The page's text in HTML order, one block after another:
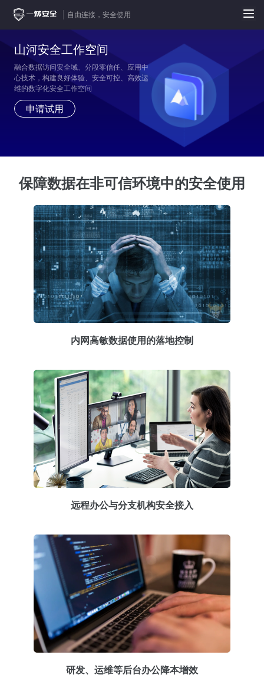
自由连接，安全使用
山河安全工作空间
融合数据访问安全域、分段零信任、应用中
心技术，构建良好体验、安全可控、高效运
维的数字化安全工作空间
申请试用
保障数据在非可信环境中的安全使用
内网高敏数据使用的落地控制
远程办公与分支机构安全接入
研发、运维等后台办公降本增效